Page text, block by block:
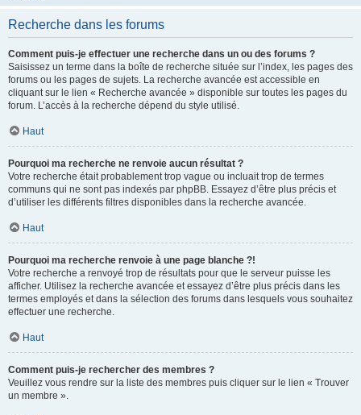
Recherche dans les forums
Comment puis-je effectuer une recherche dans un ou des forums ?
Saisissez un terme dans la boîte de recherche située sur l’index, les pages des
forums ou les pages de sujets. La recherche avancée est accessible en
cliquant sur le lien « Recherche avancée » disponible sur toutes les pages du
forum. L’accès à la recherche dépend du style utilisé.
Haut
Pourquoi ma recherche ne renvoie aucun résultat ?
Votre recherche était probablement trop vague ou incluait trop de termes
communs qui ne sont pas indexés par phpBB. Essayez d’être plus précis et
d’utiliser les différents filtres disponibles dans la recherche avancée.
Haut
Pourquoi ma recherche renvoie à une page blanche ?!
Votre recherche a renvoyé trop de résultats pour que le serveur puisse les
afficher. Utilisez la recherche avancée et essayez d’être plus précis dans les
termes employés et dans la sélection des forums dans lesquels vous souhaitez
effectuer une recherche.
Haut
Comment puis-je rechercher des membres ?
Veuillez vous rendre sur la liste des membres puis cliquer sur le lien « Trouver
un membre ».